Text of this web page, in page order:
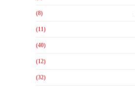
(8)
(11)
(40)
(12)
(32)